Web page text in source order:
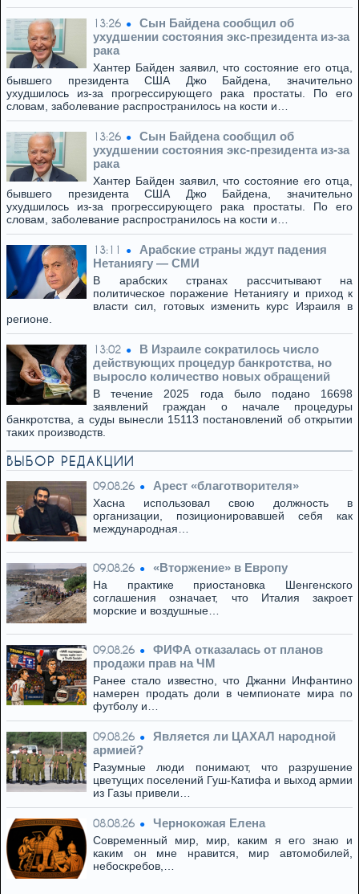
13:26
Сын Байдена сообщил об
ухудшении состояния экс-президента из-за
рака
Хантер Байден заявил, что состояние его отца,
бывшего президента США Джо Байдена, значительно
ухудшилось из-за прогрессирующего рака простаты. По его
словам, заболевание распространилось на кости и…
13:26
Сын Байдена сообщил об
ухудшении состояния экс-президента из-за
рака
Хантер Байден заявил, что состояние его отца,
бывшего президента США Джо Байдена, значительно
ухудшилось из-за прогрессирующего рака простаты. По его
словам, заболевание распространилось на кости и…
13:11
Арабские страны ждут падения
Нетаниягу — СМИ
В арабских странах рассчитывают на
политическое поражение Нетаниягу и приход к
власти сил, готовых изменить курс Израиля в
регионе.
13:02
В Израиле сократилось число
действующих процедур банкротства, но
выросло количество новых обращений
В течение 2025 года было подано 16698
заявлений граждан о начале процедуры
банкротства, а суды вынесли 15113 постановлений об открытии
таких производств.
ВЫБОР РЕДАКЦИИ
09.08.26 Арест «благотворителя»
Хасна использовал свою должность в
организации, позиционировавшей себя как
международная…
09.08.26 «Вторжение» в Европу
На практике приостановка Шенгенского
соглашения означает, что Италия закроет
морские и воздушные…
09.08.26
ФИФА отказалась от планов
продажи прав на ЧМ
Ранее стало известно, что Джанни Инфантино
намерен продать доли в чемпионате мира по
футболу и…
09.08.26
Является ли ЦАХАЛ народной
армией?
Разумные люди понимают, что разрушение
цветущих поселений Гуш-Катифа и выход армии
из Газы привели…
08.08.26 Чернокожая Елена
Современный мир, мир, каким я его знаю и
каким он мне нравится, мир автомобилей,
небоскребов,…